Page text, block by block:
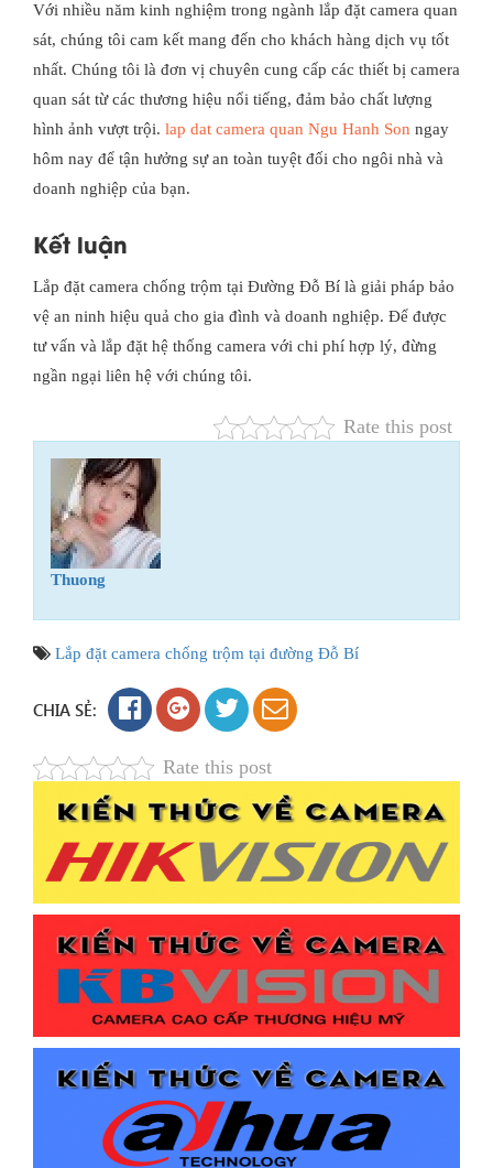
Với nhiều năm kinh nghiệm trong ngành lắp đặt camera quan
sát, chúng tôi cam kết mang đến cho khách hàng dịch vụ tốt
nhất. Chúng tôi là đơn vị chuyên cung cấp các thiết bị camera
quan sát từ các thương hiệu nổi tiếng, đảm bảo chất lượng
hình ảnh vượt trội. lap dat camera quan Ngu Hanh Son ngay
hôm nay để tận hưởng sự an toàn tuyệt đối cho ngôi nhà và
doanh nghiệp của bạn.
Kết luận
Lắp đặt camera chống trộm tại Đường Đỗ Bí là giải pháp bảo
vệ an ninh hiệu quả cho gia đình và doanh nghiệp. Để được
tư vấn và lắp đặt hệ thống camera với chi phí hợp lý, đừng
ngần ngại liên hệ với chúng tôi.
Rate this post
Thuong
Lắp đặt camera chống trộm tại đường Đỗ Bí
CHIA SẺ:
Rate this post